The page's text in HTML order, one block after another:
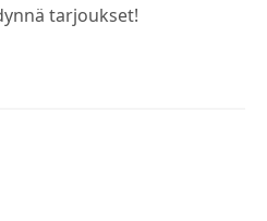
tarjoukset!